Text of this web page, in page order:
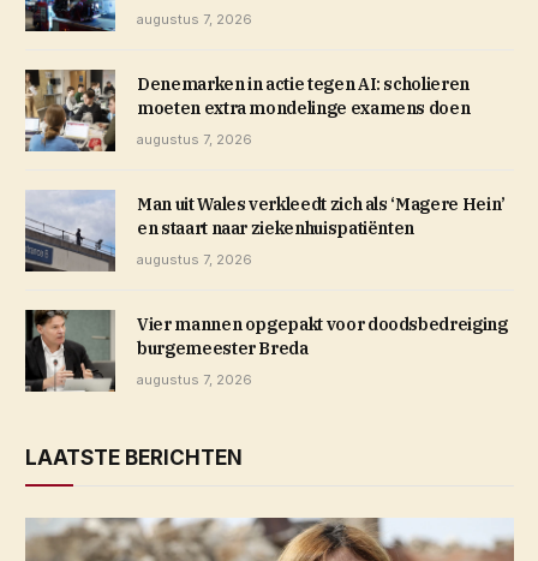
augustus 7, 2026
Denemarken in actie tegen AI: scholieren
moeten extra mondelinge examens doen
augustus 7, 2026
Man uit Wales verkleedt zich als ‘Magere Hein’
en staart naar ziekenhuispatiënten
augustus 7, 2026
Vier mannen opgepakt voor doodsbedreiging
burgemeester Breda
augustus 7, 2026
LAATSTE BERICHTEN